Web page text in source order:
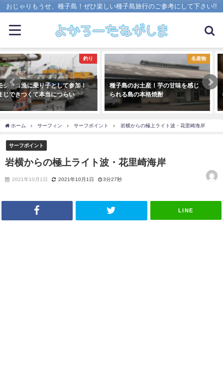
おじゃりもうせ、種子島！ぜひ楽しい種子島旅行のご参考にして下さい!!
釣り
種子島のお土産！芋の甘味を感じ
られる島の本格焼酎
【名産物】甘い安納芋が種子
特産物
ホーム サーフィン サーフポイント 岩横からの極上ライト波・花里崎海岸
サーフポイント
岩横からの極上ライト波・花里崎海岸
2021年10月1日 2021年10月1日 3分27秒
LINE